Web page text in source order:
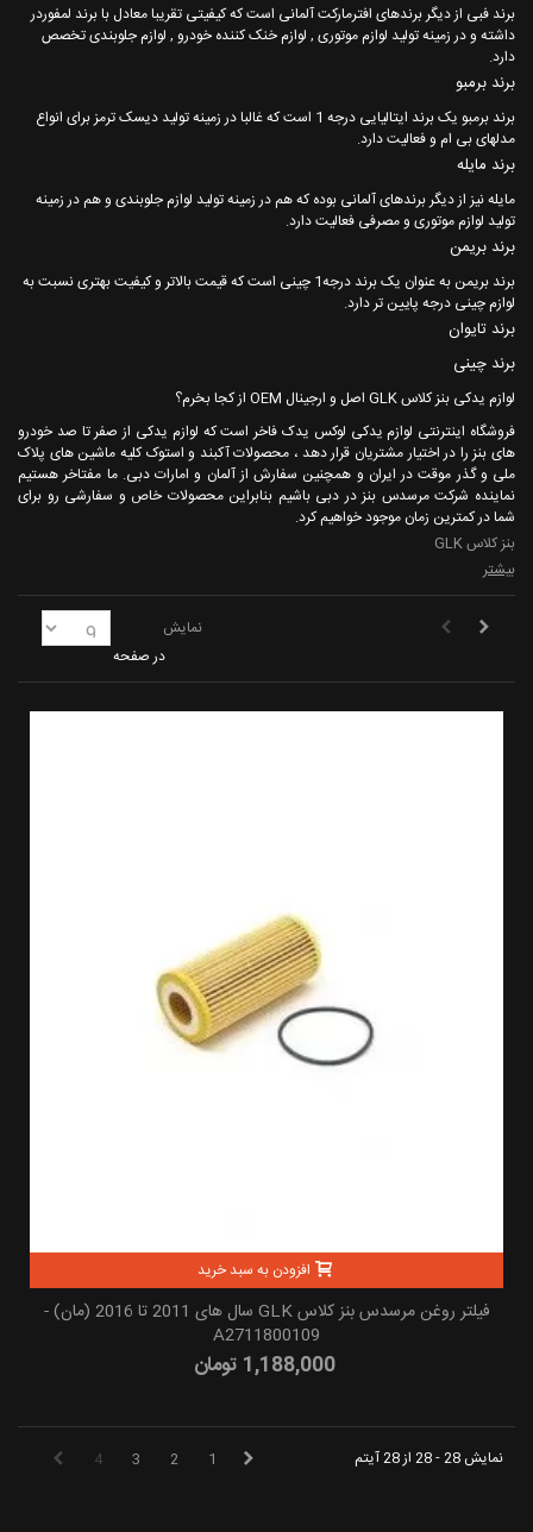
برند فبی از دیگر برندهای افترمارکت آلمانی است که کیفیتی تقریبا معادل با برند لمفوردر
داشته و در زمینه تولید لوازم موتوری , لوازم خنک کننده خودرو , لوازم جلوبندی تخصص
دارد.
برند برمبو
برند برمبو یک برند ایتالیایی درجه 1 است که غالبا در زمینه تولید دیسک ترمز برای انواع
مدلهای بی ام و فعالیت دارد.
برند مایله
مایله نیز از دیگر برندهای آلمانی بوده که هم در زمینه تولید لوازم جلوبندی و هم در زمینه
تولید لوازم موتوری و مصرفی فعالیت دارد.
برند بریمن
برند بریمن به عنوان یک برند درجه1 چینی است که قیمت بالاتر و کیفیت بهتری نسبت به
لوازم چینی درجه پایین تر دارد.
برند تایوان
برند چینی
لوازم یدکی بنز کلاس GLK اصل و ارجینال OEM از کجا بخرم؟
فروشگاه اینترنتی لوازم یدکی لوکس یدک فاخر است که لوازم یدکی از صفر تا صد خودرو
های بنز را در اختیار مشتریان قرار دهد ، محصولات آکبند و استوک کلیه ماشین های پلاک
ملی و گذر موقت در ایران و همچنین سفارش از آلمان و امارات دبی. ما مفتاخر هستیم
نماینده شرکت مرسدس بنز در دبی باشیم بنابراین محصولات خاص و سفارشی رو برای
شما در کمترین زمان موجود خواهیم کرد.
بنز کلاس GLK
بیشتر
نمایش
در صفحه
افزودن به سبد خرید
فیلتر روغن مرسدس بنز کلاس GLK سال های 2011 تا 2016 (مان) -
A2711800109
1,188,000 تومان
1
2
3
4 نمایش 28 - 28 از 28 آیتم